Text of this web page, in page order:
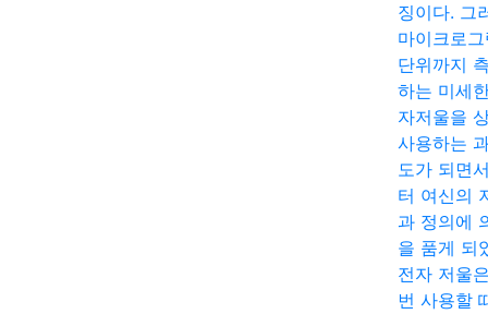
징이다. 그
마이크로
단위까지
하는 미세
자저울을
사용하는
도가 되면
터 여신의
과 정의에
을 품게 되
전자 저울
번 사용할